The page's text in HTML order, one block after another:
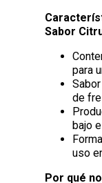
Sabor
para
de
bajo
uso
Por qué